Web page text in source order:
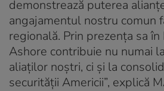
demonstrează puterea
angajamentul nostru comun
regională. Prin prezenţa sa în
Ashore contribuie nu numai
aliaţilor noştri, ci şi la
securităţii Americii”, explică